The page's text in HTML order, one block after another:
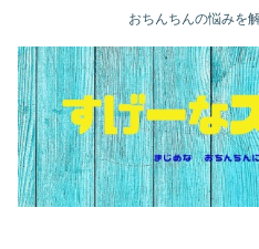
おちんちんの悩みを